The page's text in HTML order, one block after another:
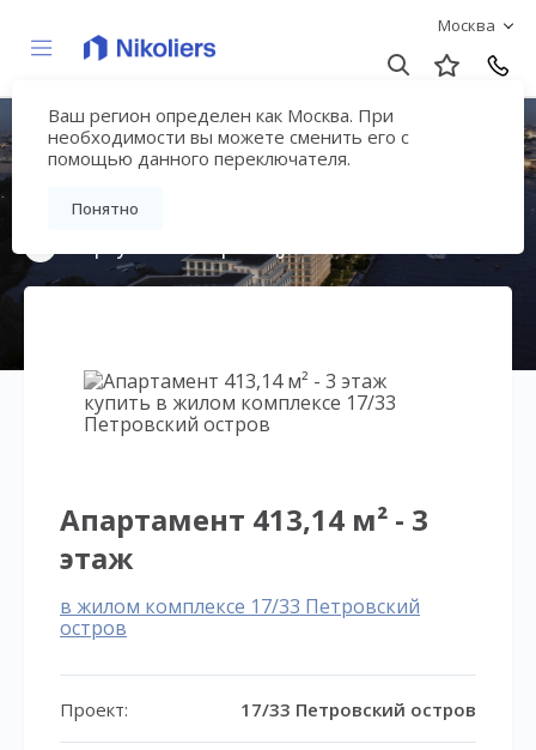
Москва
Ваш регион определен как Москва. При
необходимости вы можете сменить его с
помощью данного переключателя.
Понятно
17/33 Петровский
остров
Апартамент 413,14 м² - 3
этаж
в жилом комплексе 17/33 Петровский
остров
Проект: 17/33 Петровский остров